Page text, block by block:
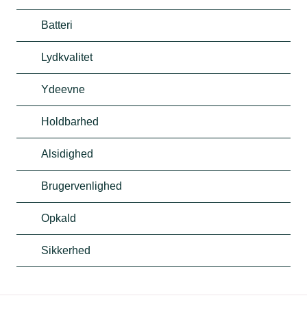
Batteri
Lydkvalitet
Ydeevne
Holdbarhed
Alsidighed
Brugervenlighed
Opkald
Sikkerhed